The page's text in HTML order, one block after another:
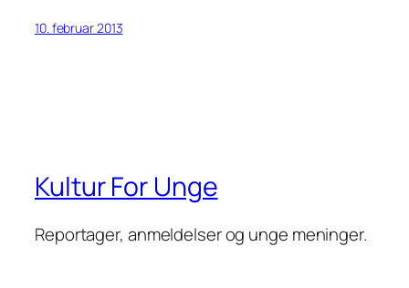
10. februar 2013
Kultur For Unge
Reportager, anmeldelser og unge meninger.